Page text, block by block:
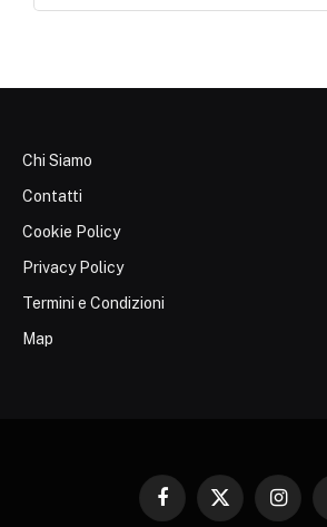
Chi Siamo
Contatti
Cookie Policy
Privacy Policy
Termini e Condizioni
Map
Facebook
X